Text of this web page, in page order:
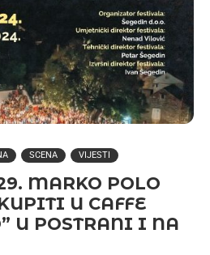
SCENA VIJESTI
MARKO POLO
U CAFFE
U POSTRANI I NA